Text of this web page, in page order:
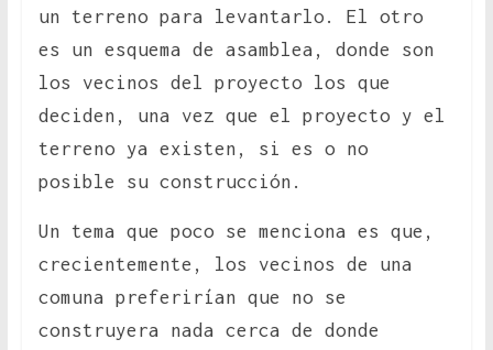
un terreno para levantarlo. El otro
es un esquema de asamblea, donde son
los vecinos del proyecto los que
deciden, una vez que el proyecto y el
terreno ya existen, si es o no
posible su construcción.
Un tema que poco se menciona es que,
crecientemente, los vecinos de una
comuna preferirían que no se
construyera nada cerca de donde